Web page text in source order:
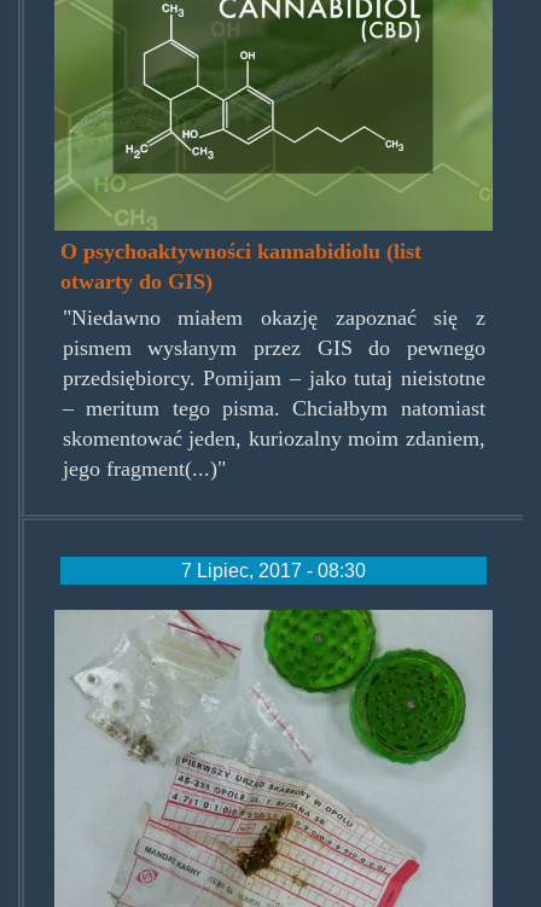
O psychoaktywności kannabidiolu (list
otwarty do GIS)
"Niedawno miałem okazję zapoznać się z
pismem wysłanym przez GIS do pewnego
przedsiębiorcy. Pomijam – jako tutaj nieistotne
– meritum tego pisma. Chciałbym natomiast
skomentować jeden, kuriozalny moim zdaniem,
jego fragment(...)"
7 Lipiec, 2017 - 08:30
mjwmandacie.jpg